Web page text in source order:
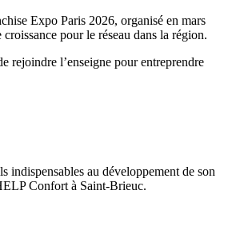
Expo Paris 2026, organisé en mars
pour le réseau dans la région.
rejoindre l’enseigne pour entreprendre
indispensables au développement de son
Confort à Saint-Brieuc.